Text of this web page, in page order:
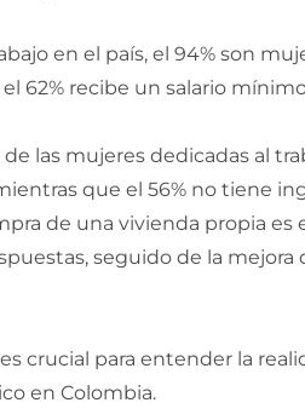
en el país, el 94% son
62% recibe un salario
las mujeres dedicadas al
que el 56% no tiene
de una vivienda propia es
seguido de la mejora
crucial para entender la
en Colombia.